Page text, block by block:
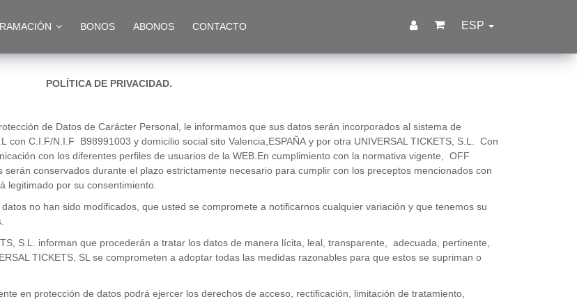
BONOS ABONOS CONTACTO ESP
POLÍTICA DE PRIVACIDAD.
de Datos de Carácter Personal, le informamos que sus datos serán incorporados al sistema de
con C.I.F/N.I.F B98991003 y domicilio social sito Valencia,ESPAÑA y por otra UNIVERSAL TICKETS, S.L. Con
con los diferentes perfiles de usuarios de la WEB.En cumplimiento con la normativa vigente, OFF
serán conservados durante el plazo estrictamente necesario para cumplir con los preceptos mencionados con
legitimado por su consentimiento.
no han sido modificados, que usted se compromete a notificarnos cualquier variación y que tenemos su
S.L. informan que procederán a tratar los datos de manera lícita, leal, transparente, adecuada, pertinente,
TICKETS, SL se comprometen a adoptar todas las medidas razonables para que estos se supriman o
en protección de datos podrá ejercer los derechos de acceso, rectificación, limitación de tratamiento,